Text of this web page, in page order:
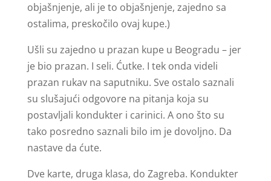
objašnjenje, ali je to objašnjenje, zajedno sa
ostalima, preskočilo ovaj kupe.)
Ušli su zajedno u prazan kupe u Beogradu – jer
je bio prazan. I seli. Ćutke. I tek onda videli
prazan rukav na saputniku. Sve ostalo saznali
su slušajući odgovore na pitanja koja su
postavljali kondukter i carinici. A ono što su
tako posredno saznali bilo im je dovoljno. Da
nastave da ćute.
Dve karte, druga klasa, do Zagreba. Kondukter